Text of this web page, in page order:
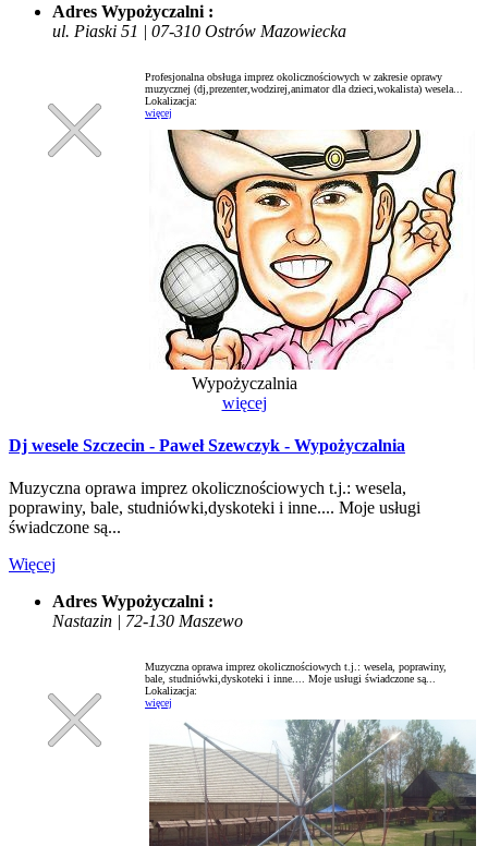
Adres Wypożyczalni :
ul. Piaski 51 | 07-310 Ostrów Mazowiecka
Profesjonalna obsługa imprez okolicznościowych w zakresie oprawy
muzycznej (dj,prezenter,wodzirej,animator dla dzieci,wokalista) wesela...
Lokalizacja:
więcej
Wypożyczalnia
więcej
Dj wesele Szczecin - Paweł Szewczyk - Wypożyczalnia
Muzyczna oprawa imprez okolicznościowych t.j.: wesela,
poprawiny, bale, studniówki,dyskoteki i inne.... Moje usługi
świadczone są...
Więcej
Adres Wypożyczalni :
Nastazin | 72-130 Maszewo
Muzyczna oprawa imprez okolicznościowych t.j.: wesela, poprawiny,
bale, studniówki,dyskoteki i inne.... Moje usługi świadczone są...
Lokalizacja:
więcej